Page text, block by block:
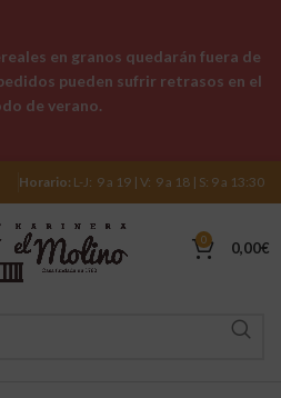
Horario: L-J: 9 a 19 | V: 9 a 18 | S: 9 a 13:30
0 0,00€
en granos quedarán fuera de
pueden sufrir retrasos en el
de verano.